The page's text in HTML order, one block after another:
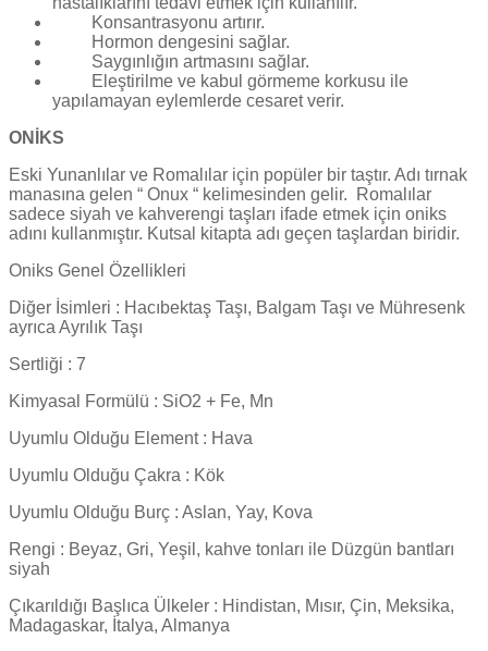
Konsantrasyonu artırır.
Hormon dengesini sağlar.
Saygınlığın artmasını sağlar.
Eleştirilme ve kabul görmeme korkusu ile
yapılamayan eylemlerde cesaret verir.
ONİKS
Eski Yunanlılar ve Romalılar için popüler bir taştır. Adı tırnak
manasına gelen “ Onux “ kelimesinden gelir.
Romalılar
sadece siyah ve kahverengi taşları ifade etmek için oniks
adını kullanmıştır. Kutsal kitapta adı geçen taşlardan biridir.
Oniks Genel Özellikleri
Diğer İsimleri : Hacıbektaş Taşı, Balgam Taşı ve Mühresenk
ayrıca Ayrılık Taşı
Sertliği : 7
Kimyasal Formülü : SiO2 + Fe, Mn
Uyumlu Olduğu Element : Hava
Uyumlu Olduğu Çakra : Kök
Uyumlu Olduğu Burç : Aslan, Yay, Kova
Rengi : Beyaz, Gri, Yeşil, kahve tonları ile Düzgün bantları
siyah
Çıkarıldığı Başlıca Ülkeler : Hindistan, Mısır, Çin, Meksika,
Madagaskar, İtalya, Almanya